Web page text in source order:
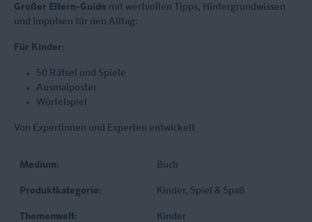
Großer Eltern-Guide mit wertvollen Tipps, Hintergrundwissen
und Impulsen für den Alltag.
Für Kinder:
50 Rätsel und Spiele
Ausmalposter
Würfelspiel
Von Expertinnen und Experten entwickelt
Medium: Buch
Produktkategorie: Kinder, Spiel & Spaß
Themenwelt: Kinder